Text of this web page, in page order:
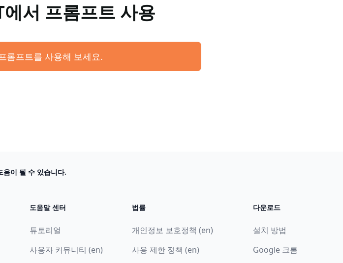
서 프롬프트 사용
롬프트를 사용해 보세요.
움이 될 수 있습니다.
도움말 센터
튜토리얼
사용자 커뮤니티 (en)
법률
개인정보 보호정책 (en)
사용 제한 정책 (en)
다운로드
설치 방법
Google 크롬